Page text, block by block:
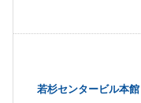
若杉センタービル本館